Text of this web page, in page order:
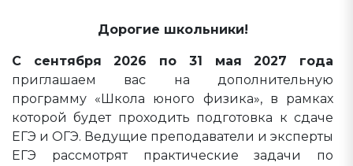
Дорогие школьники!
С сентября 2026 по 31 мая 2027 года
приглашаем вас на дополнительную
программу «Школа юного физика», в рамках
которой будет проходить подготовка к сдаче
ЕГЭ и ОГЭ. Ведущие преподаватели и эксперты
ЕГЭ рассмотрят практические задачи по